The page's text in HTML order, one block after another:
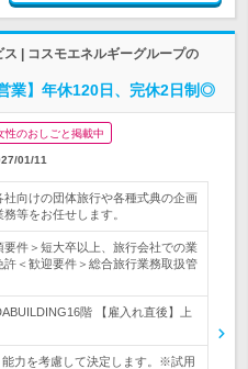
| コスモエネルギーグループの
業】年休120日、完休2日制◎
性のおしごと掲載中
01/11
社向けの団体旅行や各種式典の企画
等をお任せします。
件＞短大卒以上、旅行会社での業
＜歓迎要件＞総合旅行業務取扱管
階 【雇入れ直後】上
力を考慮して決定します。※試用